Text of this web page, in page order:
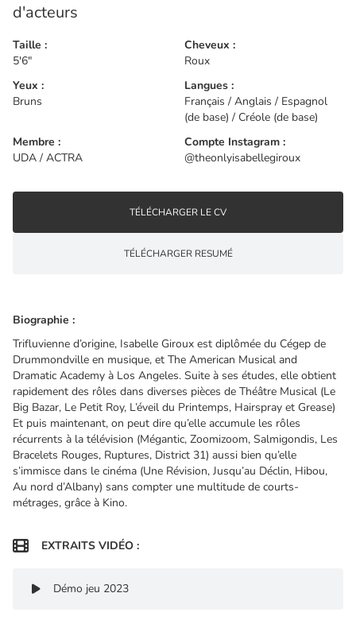
d'acteurs
Taille :
5'6"
Cheveux :
Roux
Yeux :
Bruns
Langues :
Français / Anglais / Espagnol
(de base) / Créole (de base)
Membre :
UDA / ACTRA
Compte Instagram :
@theonlyisabellegiroux
TÉLÉCHARGER LE CV
TÉLÉCHARGER RESUMÉ
Biographie :
Trifluvienne d’origine, Isabelle Giroux est diplômée du Cégep de
Drummondville en musique, et The American Musical and
Dramatic Academy à Los Angeles. Suite à ses études, elle obtient
rapidement des rôles dans diverses pièces de Théâtre Musical (Le
Big Bazar, Le Petit Roy, L’éveil du Printemps, Hairspray et Grease)
Et puis maintenant, on peut dire qu’elle accumule les rôles
récurrents à la télévision (Mégantic, Zoomizoom, Salmigondis, Les
Bracelets Rouges, Ruptures, District 31) aussi bien qu’elle
s’immisce dans le cinéma (Une Révision, Jusqu’au Déclin, Hibou,
Au nord d’Albany) sans compter une multitude de courts-
métrages, grâce à Kino.
 EXTRAITS VIDÉO :
 Démo jeu 2023